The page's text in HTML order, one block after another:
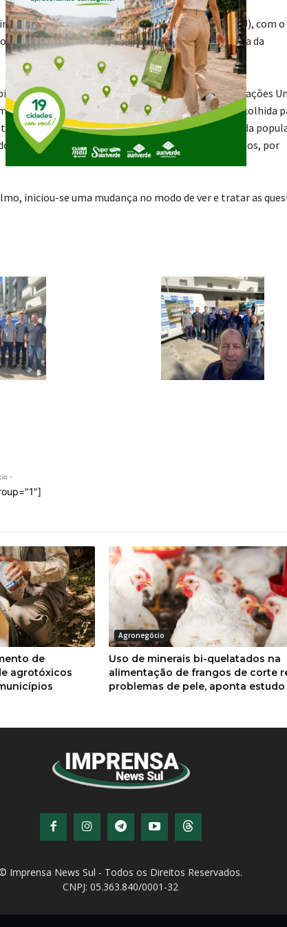
pela Organização das Nações Unidas (ONU), com o
para os problemas ambientais e para a importância da
Humano, em Estocolmo, a Organização das Nações
todo dia 05 de junho. Essa data, que foi escolhida
principal chamar a atenção de todas as esferas da
recursos naturais, que até então eram considerados, por
iniciou-se uma mudança no modo de ver e tratar as
-
de
agrotóxicos
Agronegócio
Uso de minerais bi-quelatados na
alimentação de frangos de corte
problemas de pele, aponta estudo
Imprensa News Sul - Todos os Direitos Reservados.
CNPJ: 05.363.840/0001-32